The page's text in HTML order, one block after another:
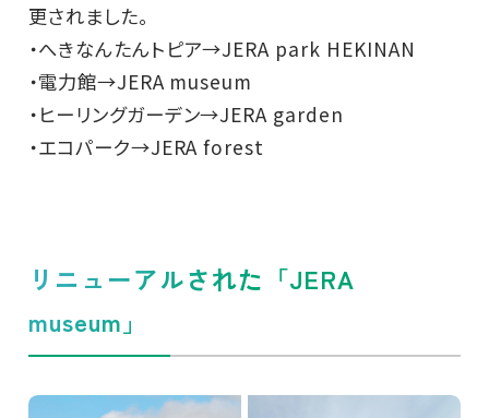
更されました。
・へきなんたんトピア→JERA park HEKINAN
・電力館→JERA museum
・ヒーリングガーデン→JERA garden
・エコパーク→JERA forest
リニューアルされた「JERA
museum」